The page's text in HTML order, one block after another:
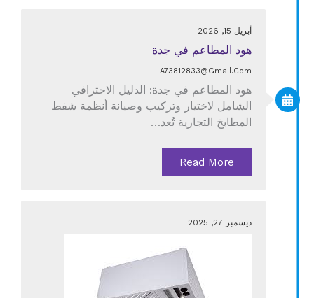
أبريل 15, 2026
هود المطاعم في جدة
A73812833@gmail.com
هود المطاعم في جدة: الدليل الاحترافي
الشامل لاختيار وتركيب وصيانة أنظمة شفط
المطابخ التجارية تُعد…
Read More
ديسمبر 27, 2025